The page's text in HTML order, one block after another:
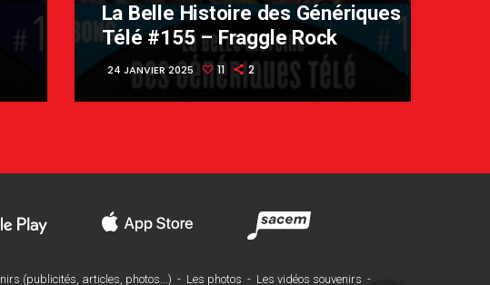
La Belle Histoire des Génériques
Télé #155 – Fraggle Rock
24 JANVIER 2025 11 2
(publicités, articles, photos...) - Les photos - Les vidéos souvenirs -